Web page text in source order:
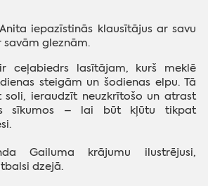
iepazīstinās klausītājus ar savu
savām gleznām.
ceļabiedrs lasītājam, kurš meklē
steigām un šodienas elpu. Tā
soli, ieraudzīt neuzkrītošo un atrast
sīkumos – lai būt kļūtu tikpat
Gailuma krājumu ilustrējusi,
dzejā.